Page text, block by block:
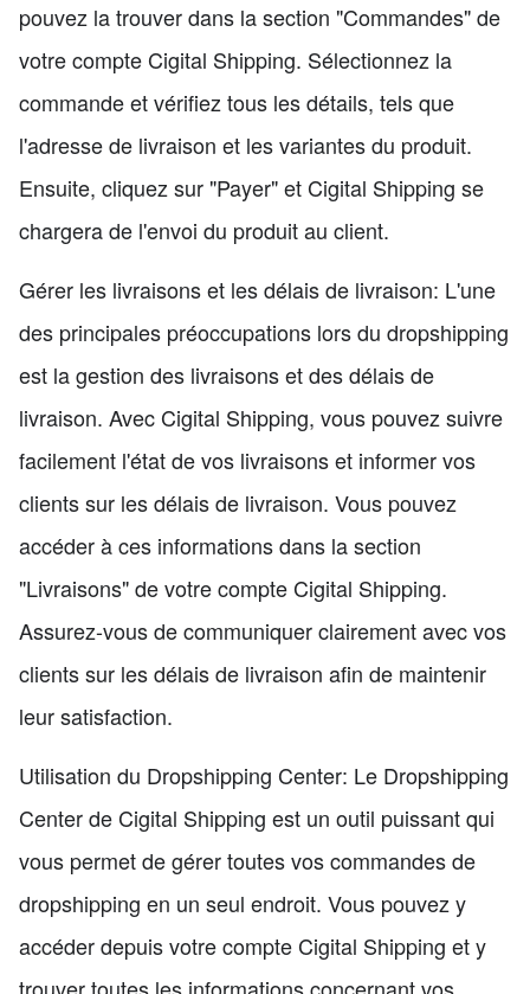
pouvez la trouver dans la section "Commandes" de
votre compte Cigital Shipping. Sélectionnez la
commande et vérifiez tous les détails, tels que
l'adresse de livraison et les variantes du produit.
Ensuite, cliquez sur "Payer" et Cigital Shipping se
chargera de l'envoi du produit au client.
Gérer les livraisons et les délais de livraison: L'une
des principales préoccupations lors du dropshipping
est la gestion des livraisons et des délais de
livraison. Avec Cigital Shipping, vous pouvez suivre
facilement l'état de vos livraisons et informer vos
clients sur les délais de livraison. Vous pouvez
accéder à ces informations dans la section
"Livraisons" de votre compte Cigital Shipping.
Assurez-vous de communiquer clairement avec vos
clients sur les délais de livraison afin de maintenir
leur satisfaction.
Utilisation du Dropshipping Center: Le Dropshipping
Center de Cigital Shipping est un outil puissant qui
vous permet de gérer toutes vos commandes de
dropshipping en un seul endroit. Vous pouvez y
accéder depuis votre compte Cigital Shipping et y